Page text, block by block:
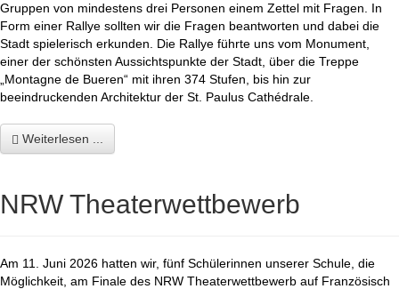
Gruppen von mindestens drei Personen einem Zettel mit Fragen. In
Form einer Rallye sollten wir die Fragen beantworten und dabei die
Stadt spielerisch erkunden. Die Rallye führte uns vom Monument,
einer der schönsten Aussichtspunkte der Stadt, über die Treppe
„Montagne de Bueren“ mit ihren 374 Stufen, bis hin zur
beeindruckenden Architektur der St. Paulus Cathédrale.
Weiterlesen ...
NRW Theaterwettbewerb
Am 11. Juni 2026 hatten wir, fünf Schülerinnen unserer Schule, die
Möglichkeit, am Finale des NRW Theaterwettbewerb auf Französisch